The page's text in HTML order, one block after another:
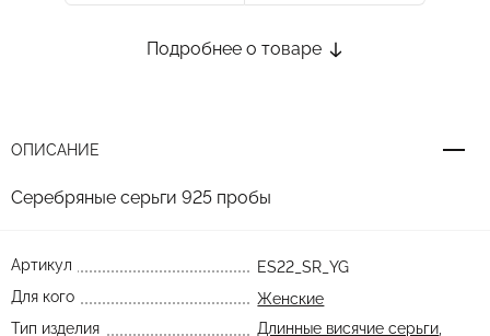
Подробнее о товаре
ОПИСАНИЕ
Серебряные серьги 925 пробы
Артикул
ES22_SR_YG
Для кого
Женские
Тип изделия
Длинные висячие серьги